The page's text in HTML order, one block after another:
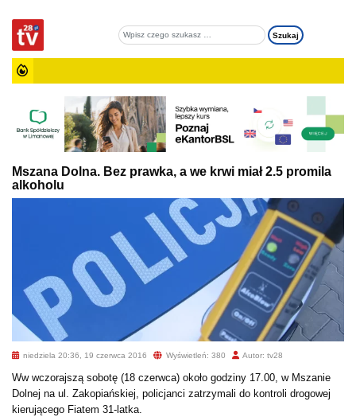
Mszana Dolna. Bez prawka, a we krwi miał 2.5 promila
alkoholu
niedziela 20:36, 19 czerwca 2016 Wyświetleń: 380 Autor: tv28
Ww wczorajszą sobotę (18 czerwca) około godziny 17.00, w Mszanie
Dolnej na ul. Zakopiańskiej, policjanci zatrzymali do kontroli drogowej
kierującego Fiatem 31-latka.